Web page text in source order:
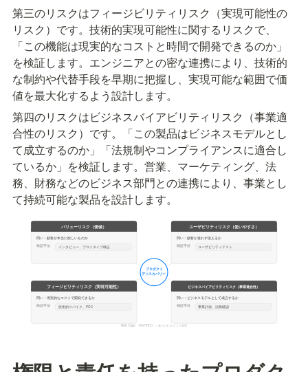
第三のリスクはフィージビリティリスク（実現可能性の
リスク）です。技術的実現可能性に関するリスクで、
「この機能は現実的なコストと時間で開発できるのか」
を検証します。エンジニアとの密な連携により、技術的
な制約や代替手段を早期に把握し、実現可能な範囲で価
値を最大化するよう設計します。
第四のリスクはビジネスバイアビリティリスク（事業適
合性のリスク）です。「この製品はビジネスモデルとし
て成立するのか」「法規制やコンプライアンスに適合し
ているか」を検証します。営業、マーケティング、法
務、財務などのビジネス部門との連携により、事業とし
て持続可能な製品を設計します。